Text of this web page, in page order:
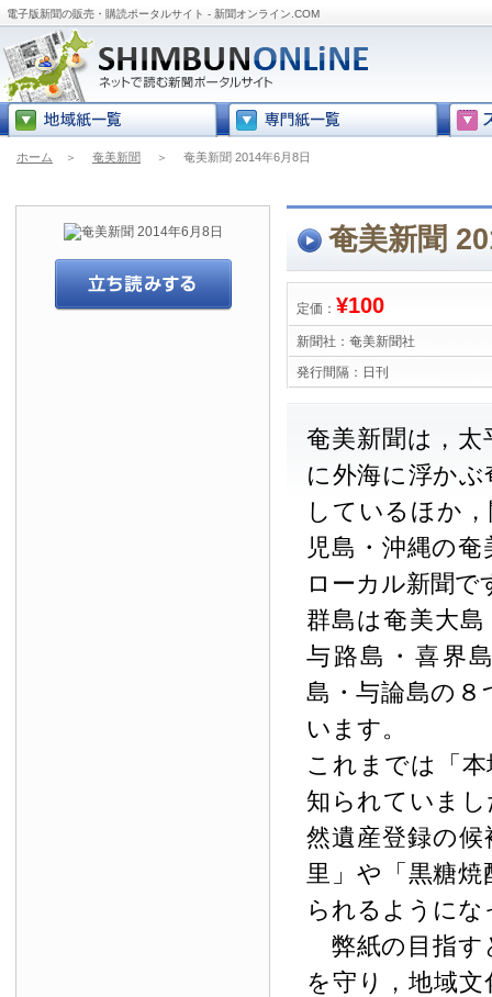
電子版新聞の販売・購読ポータルサイト - 新聞オンライン.COM
ホーム ＞ 奄美新聞 ＞ 奄美新聞 2014年6月8日
奄美新聞
定価： ¥100
新聞社： 奄美新聞社
発行間隔： 日刊
奄美新聞は，
に外海に浮か
しているほか
児島・沖縄の
ローカル新聞で
群島は奄美大
与路島・喜界
島・与論島の
います。
これまでは「
知られていま
然遺産登録の
里」や「黒糖
られるように
弊紙の目指す
を守り，地域